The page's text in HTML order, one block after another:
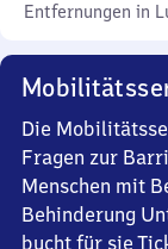
Entfernungen in
Die
Fragen zur
Menschen mit
Behinderung
bucht für sie